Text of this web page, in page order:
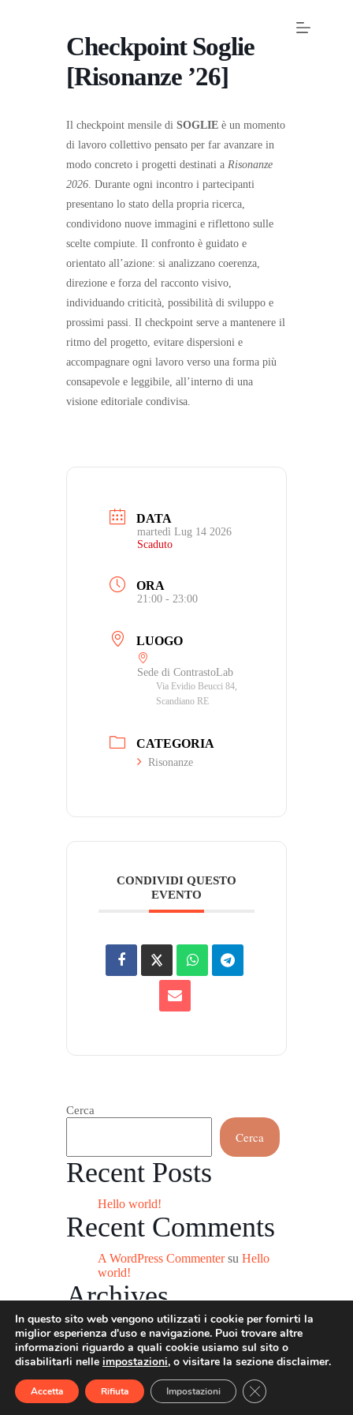
Checkpoint Soglie
[Risonanze ’26]
Il checkpoint mensile di SOGLIE è un momento
di lavoro collettivo pensato per far avanzare in
modo concreto i progetti destinati a Risonanze
2026. Durante ogni incontro i partecipanti
presentano lo stato della propria ricerca,
condividono nuove immagini e riflettono sulle
scelte compiute. Il confronto è guidato e
orientato all’azione: si analizzano coerenza,
direzione e forza del racconto visivo,
individuando criticità, possibilità di sviluppo e
prossimi passi. Il checkpoint serve a mantenere il
ritmo del progetto, evitare dispersioni e
accompagnare ogni lavoro verso una forma più
consapevole e leggibile, all’interno di una
visione editoriale condivisa.
DATA
martedì Lug 14 2026
Scaduto
ORA
21:00 - 23:00
LUOGO
Sede di ContrastoLab
Via Evidio Beucci 84,
Scandiano RE
CATEGORIA
Risonanze
CONDIVIDI QUESTO
EVENTO
Cerca
Cerca
Recent Posts
Hello world!
Recent Comments
A WordPress Commentersu Hello
world!
Archives
Luglio 2022
Categories
Uncategorized
© 2026 - ContrastoLab | CF
In questo sito web vengono utilizzati i cookie per fornirti la
miglior esperienza d'uso e navigazione. Puoi trovare altre
informazioni riguardo a quali cookie usiamo sul sito o
disabilitarli nelle impostazioni, o visitare la sezione disclaimer.
Accetta Rifiuta Impostazioni Close GDPR